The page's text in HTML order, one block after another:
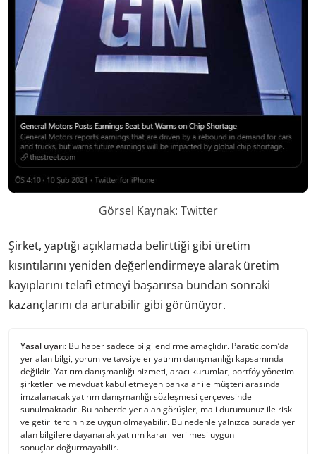
Görsel Kaynak: Twitter
Şirket, yaptığı açıklamada belirttiği gibi üretim
kısıntılarını yeniden değerlendirmeye alarak üretim
kayıplarını telafi etmeyi başarırsa bundan sonraki
kazançlarını da artırabilir gibi görünüyor.
Yasal uyarı: Bu haber sadece bilgilendirme amaçlıdır. Paratic.com’da
yer alan bilgi, yorum ve tavsiyeler yatırım danışmanlığı kapsamında
değildir. Yatırım danışmanlığı hizmeti, aracı kurumlar, portföy yönetim
şirketleri ve mevduat kabul etmeyen bankalar ile müşteri arasında
imzalanacak yatırım danışmanlığı sözleşmesi çerçevesinde
sunulmaktadır. Bu haberde yer alan görüşler, mali durumunuz ile risk
ve getiri tercihinize uygun olmayabilir. Bu nedenle yalnızca burada yer
alan bilgilere dayanarak yatırım kararı verilmesi uygun
sonuçlar doğurmayabilir.